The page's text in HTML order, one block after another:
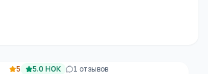
5 5.0 НОК 1 отзывов